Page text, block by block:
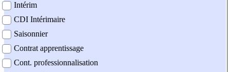
Intérim
CDI Intérimaire
Saisonnier
Contrat apprentissage
Cont. professionnalisation